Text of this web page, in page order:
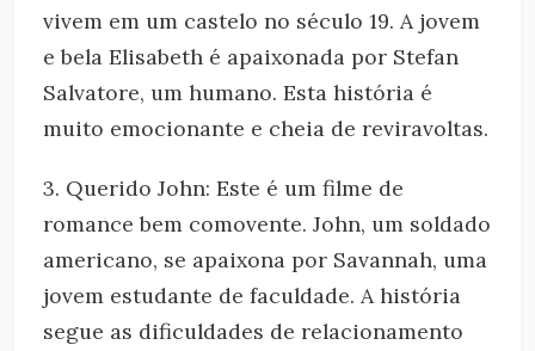
vivem em um castelo no século 19. A jovem
e bela Elisabeth é apaixonada por Stefan
Salvatore, um humano. Esta história é
muito emocionante e cheia de reviravoltas.
3. Querido John: Este é um filme de
romance bem comovente. John, um soldado
americano, se apaixona por Savannah, uma
jovem estudante de faculdade. A história
segue as dificuldades de relacionamento